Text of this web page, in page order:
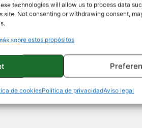
technologies will allow us to process data
site. Not consenting or withdrawing consent,
sobre estos propósitos
de cookiesPolítica de privacidadAviso legal